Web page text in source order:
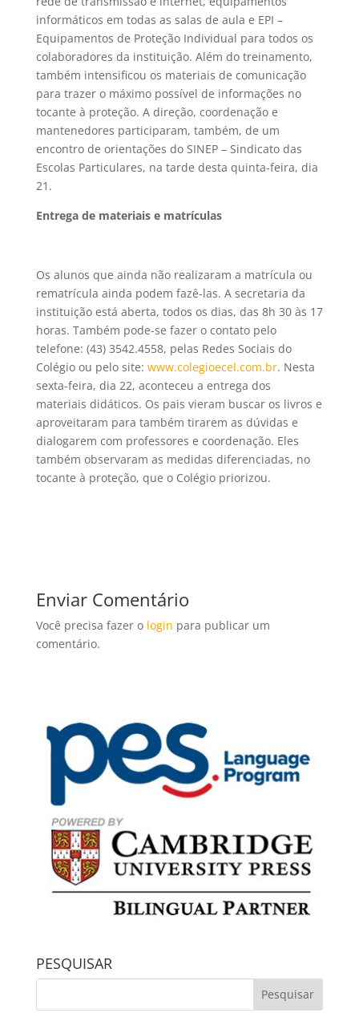
informáticos em todas as salas de aula e EPI –
Equipamentos de Proteção Individual para todos os
colaboradores da instituição. Além do treinamento,
também intensificou os materiais de comunicação
para trazer o máximo possível de informações no
tocante à proteção. A direção, coordenação e
mantenedores participaram, também, de um
encontro de orientações do SINEP – Sindicato das
Escolas Particulares, na tarde desta quinta-feira, dia
21.
Entrega de materiais e matrículas
Os alunos que ainda não realizaram a matrícula ou
rematrícula ainda podem fazê-las. A secretaria da
instituição está aberta, todos os dias, das 8h 30 às 17
horas. Também pode-se fazer o contato pelo
telefone: (43) 3542.4558, pelas Redes Sociais do
Colégio ou pelo site: www.colegioecel.com.br. Nesta
sexta-feira, dia 22, aconteceu a entrega dos
materiais didáticos. Os pais vieram buscar os livros e
aproveitaram para também tirarem as dúvidas e
dialogarem com professores e coordenação. Eles
também observaram as medidas diferenciadas, no
tocante à proteção, que o Colégio priorizou.
Enviar Comentário
Você precisa fazer o login para publicar um
comentário.
PESQUISAR